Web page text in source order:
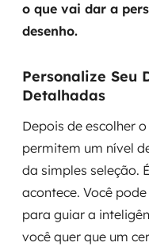
o que vai dar a
desenho.
Personalize Seu
Detalhadas
Depois de escolher
permitem um nível
da simples seleção.
acontece. Você
para guiar a
você quer que um